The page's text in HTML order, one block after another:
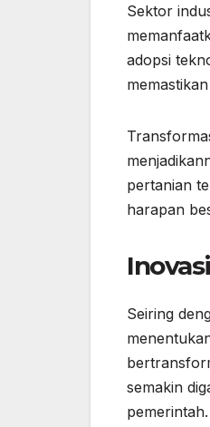
Sektor
adopsi
pertanian
harapan
Seiring
semakin
pemerintah.